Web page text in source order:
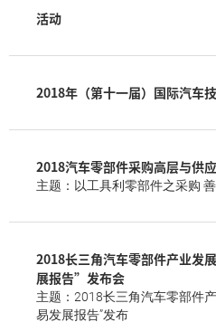
活动
2018年（第十一届）国际汽车
2018汽车零部件采购高层与供
主题：以工具利零部件之采购
2018长三角汽车零部件产业发
展报告”发布会
主题：2018长三角汽车零部件
易发展报告”发布